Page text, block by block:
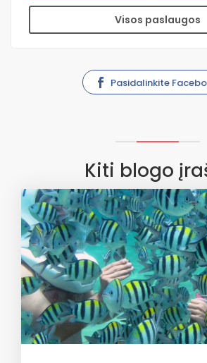
Visos paslaugos
Pasidalinkite
Kiti blogo